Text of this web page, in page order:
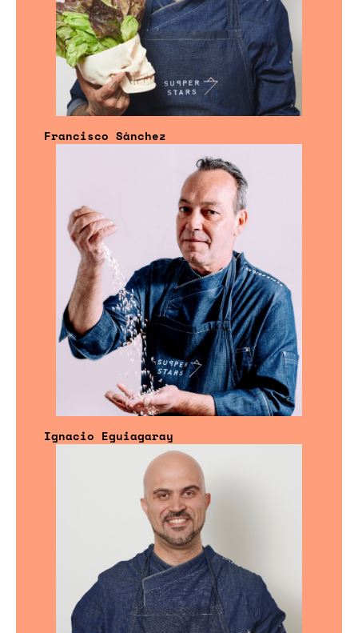
Francisco Sánchez
Ignacio Eguiagaray